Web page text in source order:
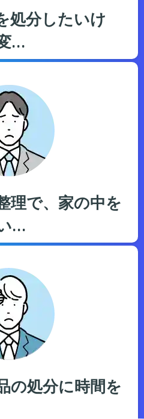
処分したいけ
…
理で、家の中を
…
の処分に時間を